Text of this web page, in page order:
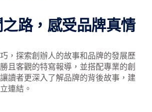
路，感受品牌真情
，探索創辦人的故事和品牌的發展歷
且客觀的特寫報導，並搭配專業的創
讀者更深入了解品牌的背後故事，建
連結。